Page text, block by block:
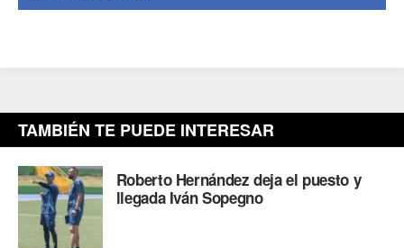
TAMBIÉN TE PUEDE INTERESAR
Roberto Hernández deja el puesto y
llegada Iván Sopegno